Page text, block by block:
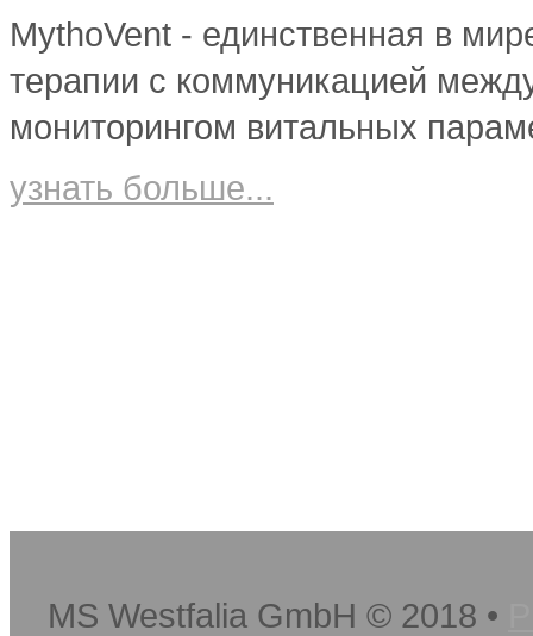
EWATage SV
EWATage SC
Calipso O3
MythoVent - единственная в
терапии с коммуникацией
мониторингом витальных
узнать больше...
MS Westfalia GmbH © 2018 •